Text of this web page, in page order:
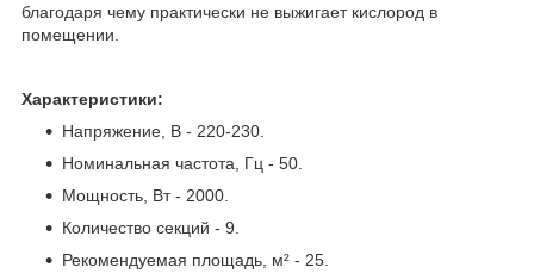
благодаря чему практически не выжигает кислород в
помещении.
Характеристики:
Напряжение, В - 220-230.
Номинальная частота, Гц - 50.
Мощность, Вт - 2000.
Количество секций - 9.
Рекомендуемая площадь, м² - 25.